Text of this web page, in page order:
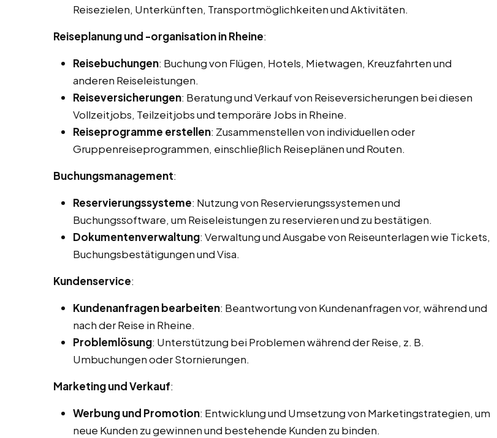
Reisezielen, Unterkünften, Transportmöglichkeiten und Aktivitäten.
Reiseplanung und -organisation in Rheine:
Reisebuchungen: Buchung von Flügen, Hotels, Mietwagen, Kreuzfahrten und
anderen Reiseleistungen.
Reiseversicherungen: Beratung und Verkauf von Reiseversicherungen bei diesen
Vollzeitjobs, Teilzeitjobs und temporäre Jobs in Rheine.
Reiseprogramme erstellen: Zusammenstellen von individuellen oder
Gruppenreiseprogrammen, einschließlich Reiseplänen und Routen.
Buchungsmanagement:
Reservierungssysteme: Nutzung von Reservierungssystemen und
Buchungssoftware, um Reiseleistungen zu reservieren und zu bestätigen.
Dokumentenverwaltung: Verwaltung und Ausgabe von Reiseunterlagen wie Tickets,
Buchungsbestätigungen und Visa.
Kundenservice:
Kundenanfragen bearbeiten: Beantwortung von Kundenanfragen vor, während und
nach der Reise in Rheine.
Problemlösung: Unterstützung bei Problemen während der Reise, z. B.
Umbuchungen oder Stornierungen.
Marketing und Verkauf:
Werbung und Promotion: Entwicklung und Umsetzung von Marketingstrategien, um
neue Kunden zu gewinnen und bestehende Kunden zu binden.